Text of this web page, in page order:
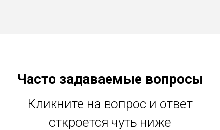
Часто задаваемые вопросы
Кликните на вопрос и ответ
откроется чуть ниже